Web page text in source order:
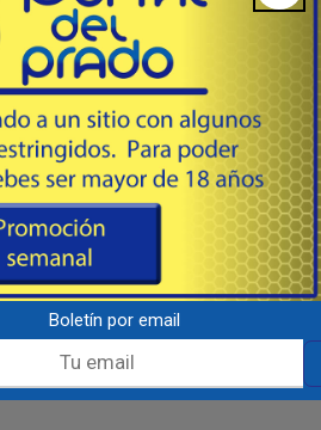
Accesorios
WhatsApp
a 17:00 hs.
Boletín por email